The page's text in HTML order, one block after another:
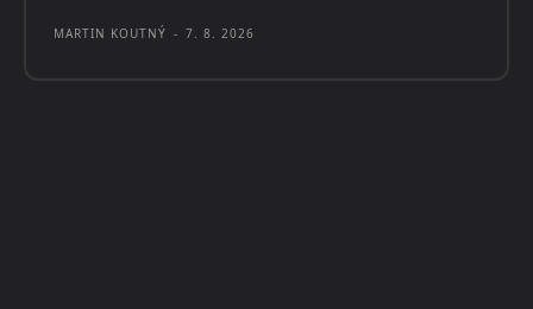
MARTIN KOUTNÝ - 7. 8. 2026